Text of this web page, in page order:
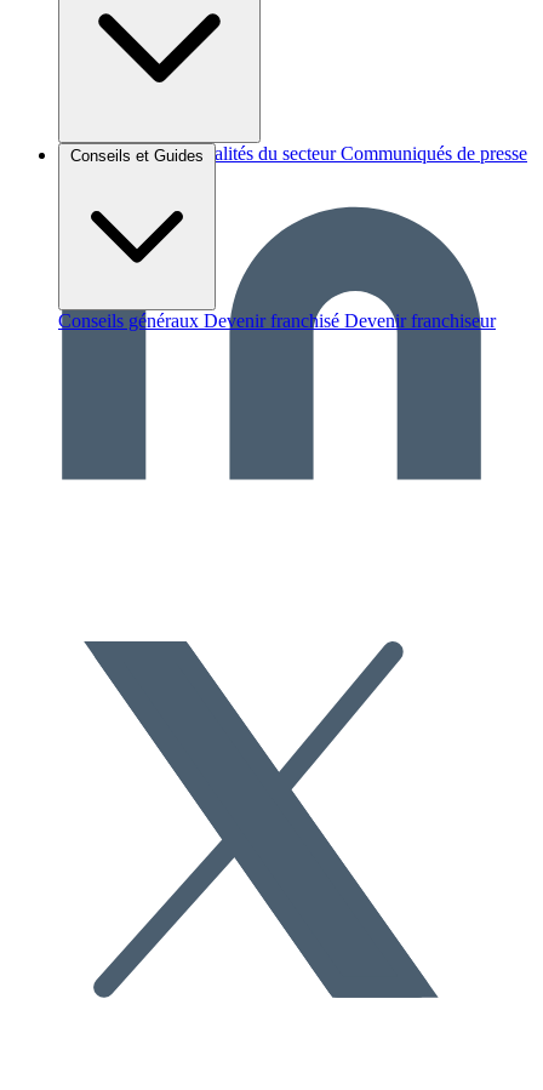
Brèves et actus Actualités du secteur Communiqués de presse
Conseils et Guides
Conseils généraux Devenir franchisé Devenir franchiseur